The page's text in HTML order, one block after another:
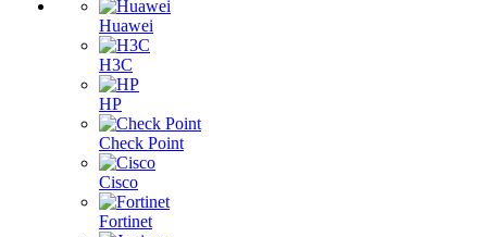
Huawei
H3C
HP
Check Point
Cisco
Fortinet